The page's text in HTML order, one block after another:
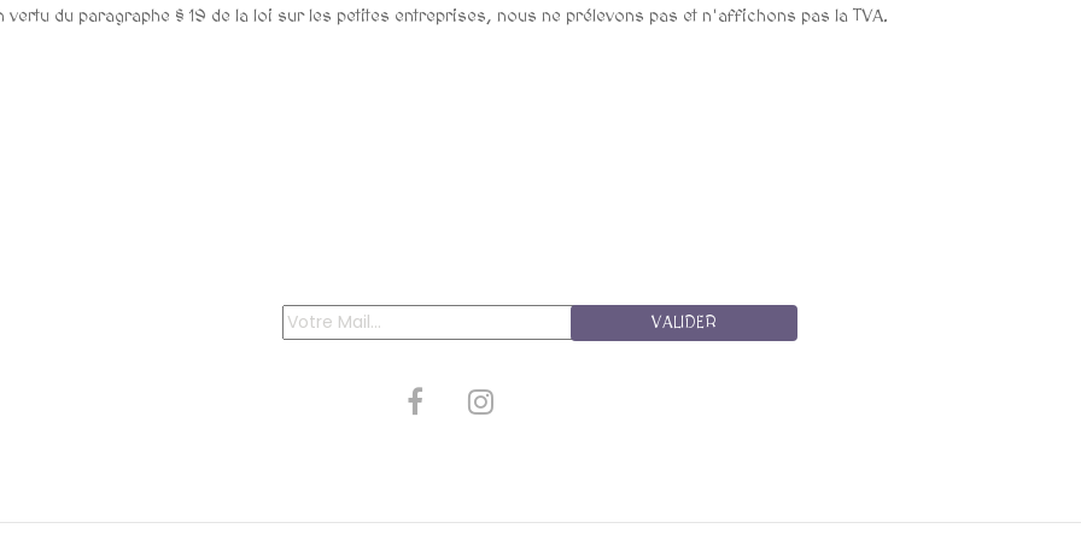
vertu du paragraphe § 19 de la loi sur les petites entreprises, nous ne prélevons pas et n'affichons pas la TVA.
VALIDER